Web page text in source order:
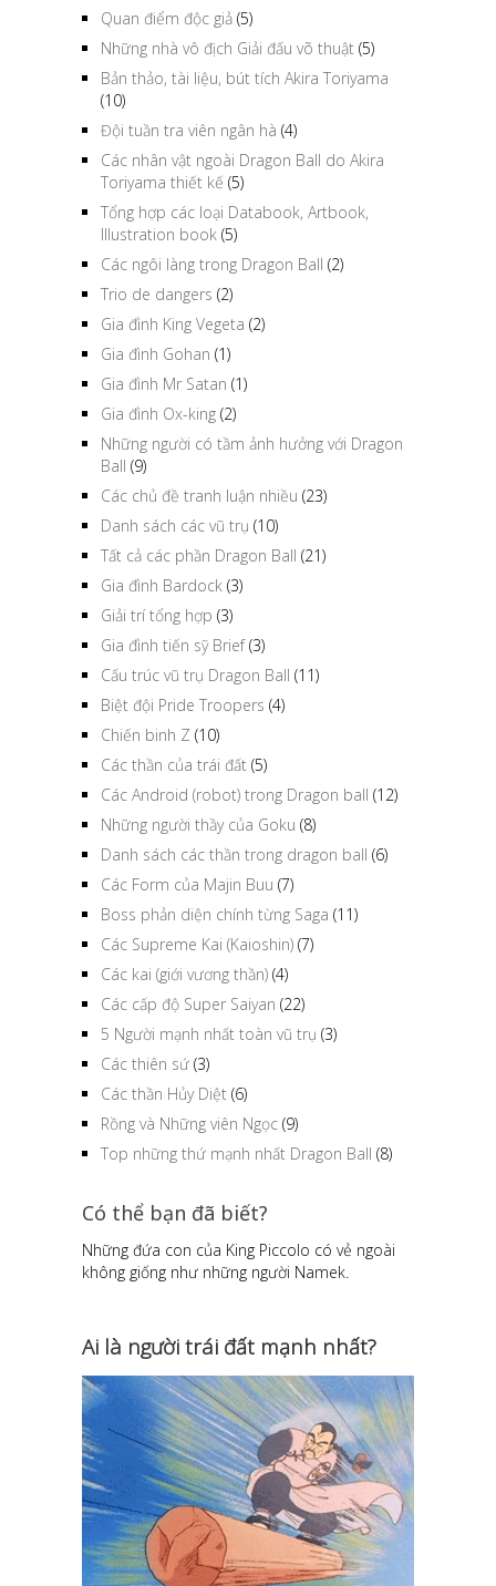
Quan điểm độc giả (5)
Những nhà vô địch Giải đấu võ thuật (5)
Bản thảo, tài liệu, bút tích Akira Toriyama
(10)
Đội tuần tra viên ngân hà (4)
Các nhân vật ngoài Dragon Ball do Akira
Toriyama thiết kế (5)
Tổng hợp các loại Databook, Artbook,
Illustration book (5)
Các ngôi làng trong Dragon Ball (2)
Trio de dangers (2)
Gia đình King Vegeta (2)
Gia đình Gohan (1)
Gia đình Mr Satan (1)
Gia đình Ox-king (2)
Những người có tầm ảnh hưởng với Dragon
Ball (9)
Các chủ đề tranh luận nhiều (23)
Danh sách các vũ trụ (10)
Tất cả các phần Dragon Ball (21)
Gia đình Bardock (3)
Giải trí tổng hợp (3)
Gia đình tiến sỹ Brief(3)
Cấu trúc vũ trụ Dragon Ball (11)
Biệt đội Pride Troopers (4)
Chiến binh Z (10)
Các thần của trái đất (5)
Các Android (robot) trong Dragon ball (12)
Những người thầy của Goku (8)
Danh sách các thần trong dragon ball (6)
Các Form của Majin Buu (7)
Boss phản diện chính từng Saga (11)
Các Supreme Kai (Kaioshin) (7)
Các kai (giới vương thần) (4)
Các cấp độ Super Saiyan (22)
5 Người mạnh nhất toàn vũ trụ (3)
Các thiên sứ (3)
Các thần Hủy Diệt (6)
Rồng và Những viên Ngọc (9)
Top những thứ mạnh nhất Dragon Ball (8)
Có thể bạn đã biết?
Những đứa con của King Piccolo có vẻ ngoài
không giống như những người Namek.
Ai là người trái đất mạnh nhất?